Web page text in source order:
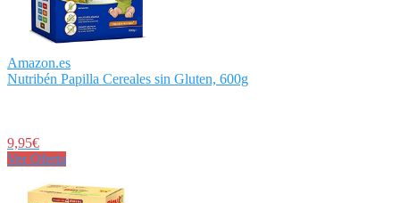
Amazon.es
Nutribén Papilla Cereales sin Gluten, 600g
9,95€
Ver Oferta